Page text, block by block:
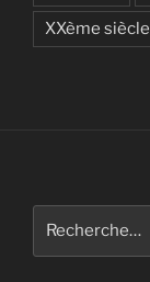
XXème siècle